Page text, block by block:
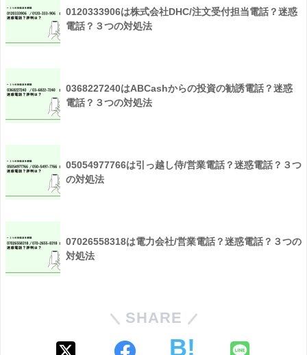
0120333906は株式会社DHC/注文受付担当電話？迷惑
電話？３つの対処法
0368227240はABCashからの投資の勧誘電話？迷惑
電話？３つの対処法
05054977766は引っ越し侍/営業電話？迷惑電話？３つ
の対処法
07026558318は電力会社/営業電話？迷惑電話？３つの
対処法
SHARE